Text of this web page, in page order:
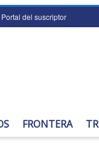
Portal del suscriptor
FRONTERA